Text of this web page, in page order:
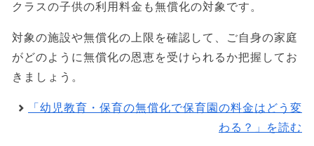
クラスの子供の利用料金も無償化の対象です。
対象の施設や無償化の上限を確認して、ご自身の家庭
がどのように無償化の恩恵を受けられるか把握してお
きましょう。
「幼児教育・保育の無償化で保育園の料金はどう変
わる？」を読む